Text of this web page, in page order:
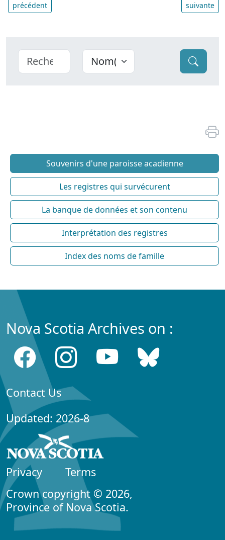
précédent suivante
Souvenirs d'une paroisse acadienne
Les registres qui survécurent
La banque de données et son contenu
Interprétation des registres
Index des noms de famille
Nova Scotia Archives on :
Contact Us
Updated: 2026-8
Privacy
Terms
Crown copyright © 2026,
Province of Nova Scotia.